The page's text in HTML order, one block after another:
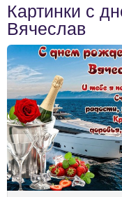
Картинки с
Вячеслав